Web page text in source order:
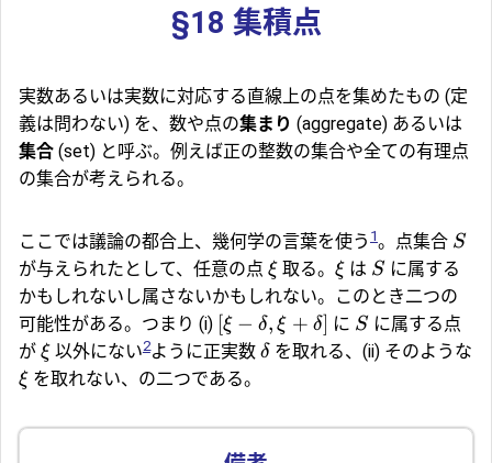
§18 集積点
実数あるいは実数に対応する直線上の点を集めたもの (定
義は問わない) を、数や点の集まり (aggregate) あるいは
集合 (set) と呼ぶ。例えば正の整数の集合や全ての有理点
の集合が考えられる。
ここでは議論の都合上、幾何学の言葉を使う 1。点集合 S
が与えられたとして、任意の点 ξ取る。 ξは S に属する
かもしれないし属さないかもしれない。このとき二つの
可能性がある。つまり (i) [ξ − δ, ξ + δ] に S に属する点
が ξ以外にない2ように正実数 δを取れる、(ii) そのような
ξを取れない、の二つである。